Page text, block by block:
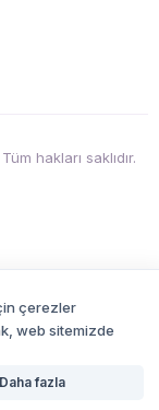
hakları saklıdır.
çerezler
web sitemizde
Daha fazla